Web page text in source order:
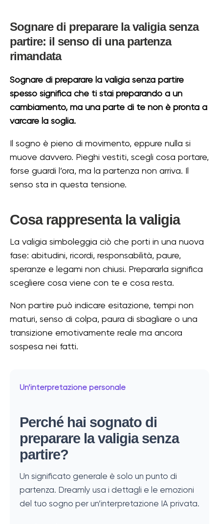
Sognare di preparare la valigia senza
partire: il senso di una partenza
rimandata
Sognare di preparare la valigia senza partire
spesso significa che ti stai preparando a un
cambiamento, ma una parte di te non è pronta a
varcare la soglia.
Il sogno è pieno di movimento, eppure nulla si
muove davvero. Pieghi vestiti, scegli cosa portare,
forse guardi l’ora, ma la partenza non arriva. Il
senso sta in questa tensione.
Cosa rappresenta la valigia
La valigia simboleggia ciò che porti in una nuova
fase: abitudini, ricordi, responsabilità, paure,
speranze e legami non chiusi. Prepararla significa
scegliere cosa viene con te e cosa resta.
Non partire può indicare esitazione, tempi non
maturi, senso di colpa, paura di sbagliare o una
transizione emotivamente reale ma ancora
sospesa nei fatti.
Un’interpretazione personale
Perché hai sognato di
preparare la valigia senza
partire?
Un significato generale è solo un punto di
partenza. Dreamly usa i dettagli e le emozioni
del tuo sogno per un’interpretazione IA privata.